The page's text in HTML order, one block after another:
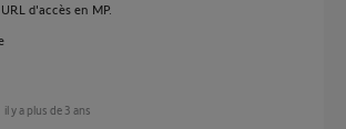
d'accès en MP.
il y a plus de 3 ans